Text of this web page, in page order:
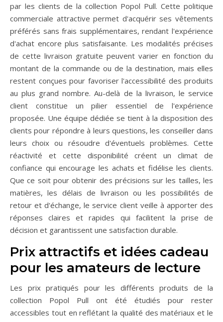
par les clients de la collection Popol Pull. Cette politique
commerciale attractive permet d'acquérir ses vêtements
préférés sans frais supplémentaires, rendant l'expérience
d'achat encore plus satisfaisante. Les modalités précises
de cette livraison gratuite peuvent varier en fonction du
montant de la commande ou de la destination, mais elles
restent conçues pour favoriser l'accessibilité des produits
au plus grand nombre. Au-delà de la livraison, le service
client constitue un pilier essentiel de l'expérience
proposée. Une équipe dédiée se tient à la disposition des
clients pour répondre à leurs questions, les conseiller dans
leurs choix ou résoudre d'éventuels problèmes. Cette
réactivité et cette disponibilité créent un climat de
confiance qui encourage les achats et fidélise les clients.
Que ce soit pour obtenir des précisions sur les tailles, les
matières, les délais de livraison ou les possibilités de
retour et d'échange, le service client veille à apporter des
réponses claires et rapides qui facilitent la prise de
décision et garantissent une satisfaction durable.
Prix attractifs et idées cadeau
pour les amateurs de lecture
Les prix pratiqués pour les différents produits de la
collection Popol Pull ont été étudiés pour rester
accessibles tout en reflétant la qualité des matériaux et le